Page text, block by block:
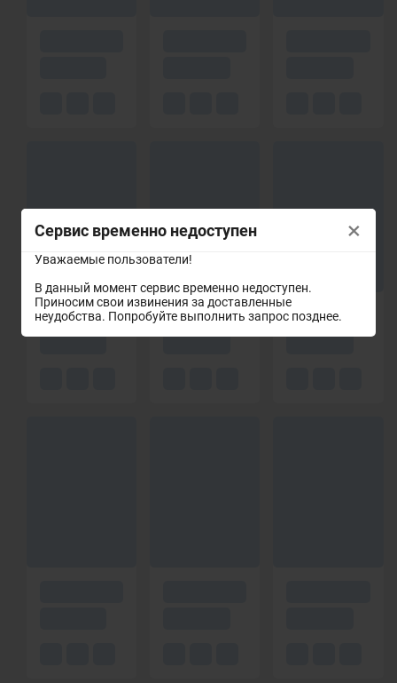
Сервис временно недоступен
Уважаемые пользователи!
В данный момент сервис временно недоступен.
Приносим свои извинения за доставленные
неудобства. Попробуйте выполнить запрос позднее.
×